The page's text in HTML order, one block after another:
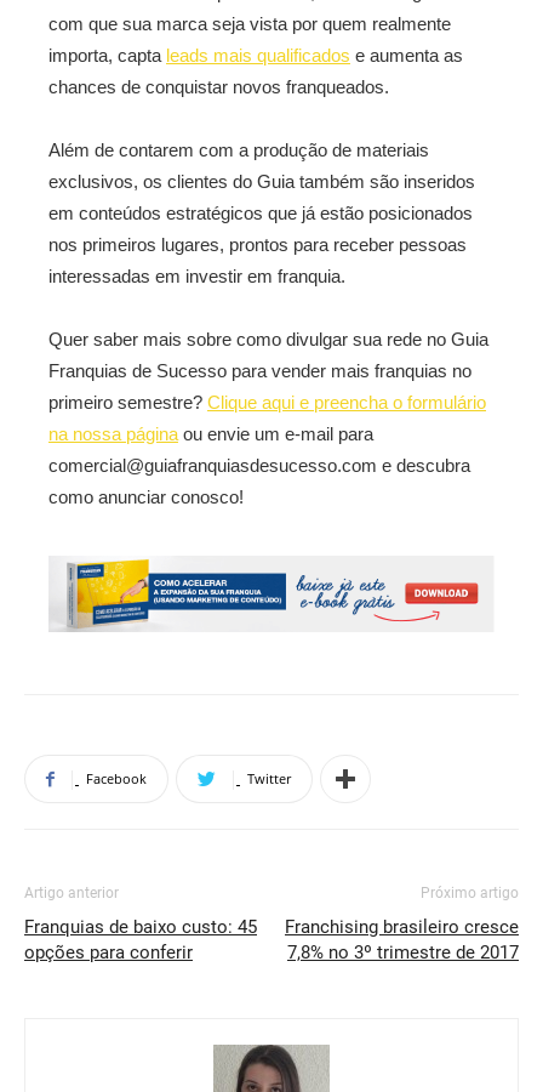
com que sua marca seja vista por quem realmente
importa, capta leads mais qualificados e aumenta as
chances de conquistar novos franqueados.
Além de contarem com a produção de materiais
exclusivos, os clientes do Guia também são inseridos
em conteúdos estratégicos que já estão posicionados
nos primeiros lugares, prontos para receber pessoas
interessadas em investir em franquia.
Quer saber mais sobre como divulgar sua rede no Guia
Franquias de Sucesso para vender mais franquias no
primeiro semestre? Clique aqui e preencha o formulário
na nossa página ou envie um e-mail para
comercial@guiafranquiasdesucesso.com e descubra
como anunciar conosco!
Facebook Twitter
Artigo anterior
Franquias de baixo custo: 45
opções para conferir
Próximo artigo
Franchising brasileiro cresce
7,8% no 3º trimestre de 2017